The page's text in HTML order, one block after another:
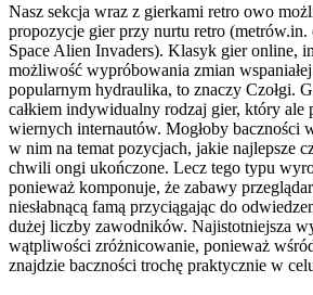
Nasz sekcja wraz z gierkami retro owo
propozycje gier przy nurtu retro
Space Alien Invaders). Klasyk gier online,
możliwość wypróbowania zmian
popularnym hydraulika, to znaczy Czołgi.
całkiem indywidualny rodzaj gier, który ale
wiernych internautów. Mogłoby baczności
w nim na temat pozycjach, jakie najlepsze
chwili ongi ukończone. Lecz tego typu
ponieważ komponuje, że zabawy
niesłabnącą famą przyciągając do
dużej liczby zawodników. Najistotniejsza
wątpliwości zróżnicowanie, ponieważ
znajdzie baczności trochę praktycznie w